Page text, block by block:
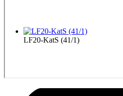
LF20-KatS (41/1)